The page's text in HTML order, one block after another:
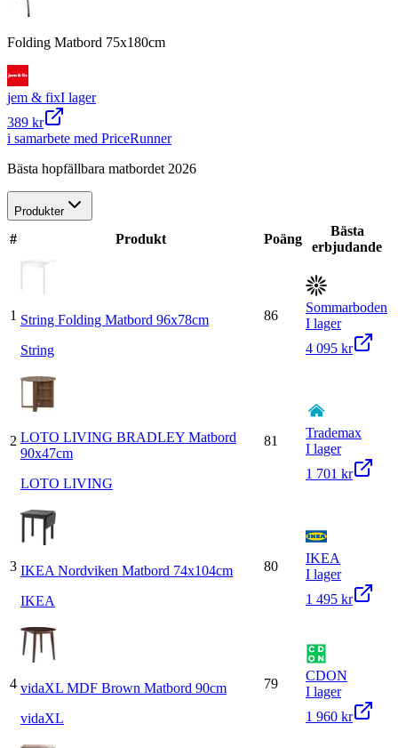
Folding Matbord 75x180cm
jem & fixI lager
389 kr
i samarbete med PriceRunner
Bästa hopfällbara matbordet 2026
Produkter
# Produkt Poäng
Bästa
erbjudande
1 String Folding Matbord 96x78cm
String
86
Sommarboden
I lager
4 095 kr
2 LOTO LIVING BRADLEY Matbord
90x47cm
LOTO LIVING
81
Trademax
I lager
1 701 kr
3 IKEA Nordviken Matbord 74x104cm
IKEA
80
IKEA
I lager
1 495 kr
4 vidaXL MDF Brown Matbord 90cm
vidaXL
79
CDON
I lager
1 960 kr